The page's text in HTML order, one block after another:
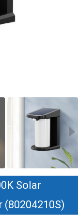
Solar